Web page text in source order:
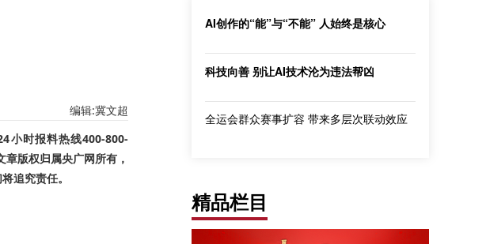
编辑:冀文超
小时报料热线400-800-
版权归属央广网所有，
追究责任。
AI创作的“能”与“不能” 人始终是核心
科技向善 别让AI技术沦为违法帮凶
全运会群众赛事扩容 带来多层次联动效应
精品栏目